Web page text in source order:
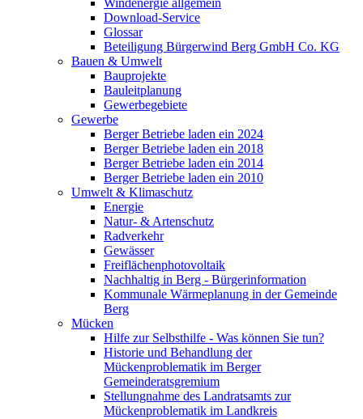
Windenergie allgemein
Download-Service
Glossar
Beteiligung Bürgerwind Berg GmbH Co. KG
Bauen & Umwelt
Bauprojekte
Bauleitplanung
Gewerbegebiete
Gewerbe
Berger Betriebe laden ein 2024
Berger Betriebe laden ein 2018
Berger Betriebe laden ein 2014
Berger Betriebe laden ein 2010
Umwelt & Klimaschutz
Energie
Natur- & Artenschutz
Radverkehr
Gewässer
Freiflächenphotovoltaik
Nachhaltig in Berg - Bürgerinformation
Kommunale Wärmeplanung in der Gemeinde
Berg
Mücken
Hilfe zur Selbsthilfe - Was können Sie tun?
Historie und Behandlung der
Mückenproblematik im Berger
Gemeinderatsgremium
Stellungnahme des Landratsamts zur
Mückenproblematik im Landkreis